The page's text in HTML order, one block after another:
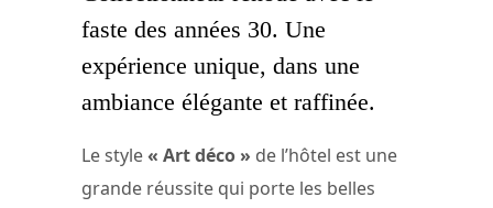
faste des années 30. Une
expérience unique, dans une
ambiance élégante et raffinée.
Le style« Art déco » de l’hôtel est une
grande réussite qui porte les belles